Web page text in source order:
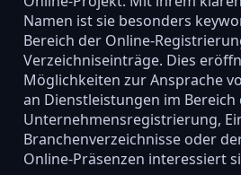
Namen ist sie besonders
Bereich der Online-
Verzeichniseinträge. Dies
Möglichkeiten zur Ansprache
an Dienstleistungen im Bereich
Unternehmensregistrierung,
Branchenverzeichnisse oder
Online-Präsenzen interessiert